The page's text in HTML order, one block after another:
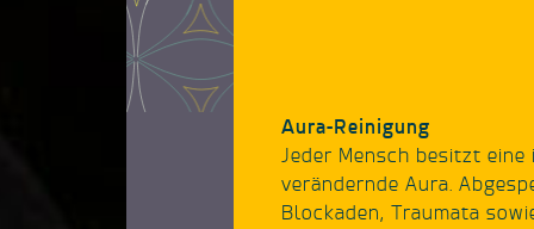
Aura-Reinigung
Jeder Mensch besitzt
verändernde Aura.
Blockaden, Traumata